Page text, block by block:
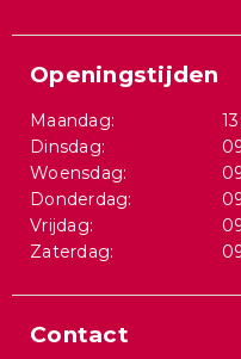
Openingstijden
Maandag:
Dinsdag:
Woensdag:
Donderdag:
Vrijdag:
Zaterdag:
Contact